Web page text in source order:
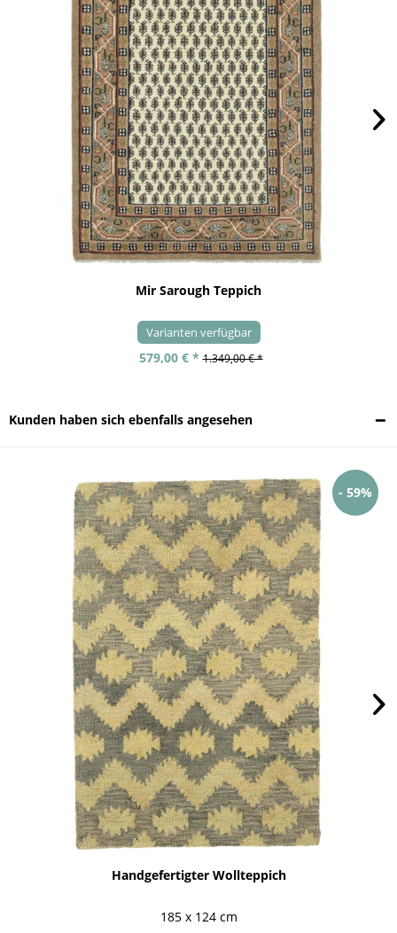
Mir Sarough Teppich
Varianten verfügbar
579,00 € * 1.349,00 € *
Kunden haben sich ebenfalls angesehen
- 59%
Handgefertigter Wollteppich
185 x 124 cm